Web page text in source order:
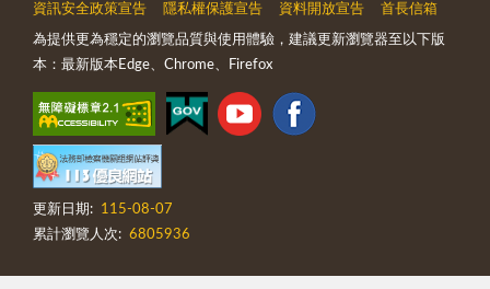
資訊安全政策宣告 隱私權保護宣告 資料開放宣告 首長信箱
為提供更為穩定的瀏覽品質與使用體驗，建議更新瀏覽器至以下版
本：最新版本Edge、Chrome、Firefox
更新日期:
115-08-07
累計瀏覽人次: 6805936